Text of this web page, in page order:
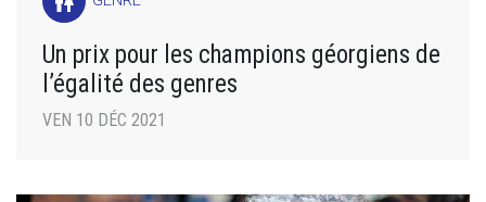
Un prix pour les champions géorgiens de
l’égalité des genres
VEN 10 DÉC 2021